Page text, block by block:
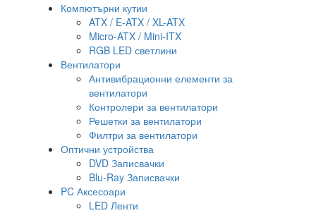
Компютърни кутии
ATX / E-ATX / XL-ATX
Micro-ATX / Mini-ITX
RGB LED светлини
Вентилатори
Антивибрационни елементи за
вентилатори
Контролери за вентилатори
Решетки за вентилатори
Филтри за вентилатори
Оптични устройства
DVD Записвачки
Blu-Ray Записвачки
PC Аксесоари
LED Ленти